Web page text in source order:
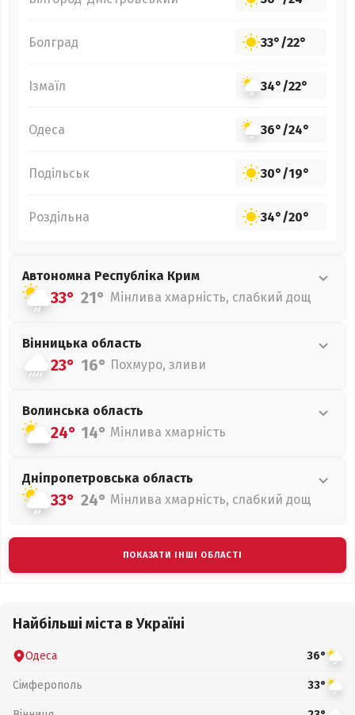
Болград 33°/22°
Ізмаїл 34°/22°
Одеса 36°/24°
Подільськ 30°/19°
Роздільна 34°/20°
Автономна Республіка Крим
33° 21° Мінлива хмарність, слабкий дощ
Вінницька область
23° 16° Похмуро, зливи
Волинська область
24° 14° Мінлива хмарність
Дніпропетровська область
33° 24° Мінлива хмарність, слабкий дощ
ПОКАЗАТИ ІНШІ ОБЛАСТІ
Найбільші міста в Україні
Одеса 36°
Сімферополь 33°